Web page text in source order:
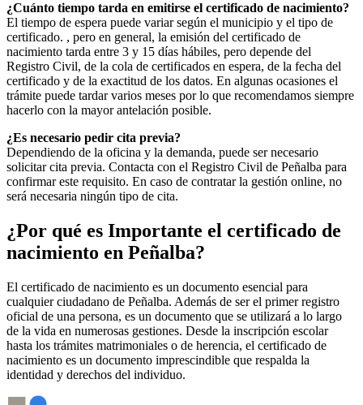
¿Cuánto tiempo tarda en emitirse el certificado de nacimiento?
El tiempo de espera puede variar según el municipio y el tipo de
certificado. , pero en general, la emisión del certificado de
nacimiento tarda entre 3 y 15 días hábiles, pero depende del
Registro Civil, de la cola de certificados en espera, de la fecha del
certificado y de la exactitud de los datos. En algunas ocasiones el
trámite puede tardar varios meses por lo que recomendamos siempre
hacerlo con la mayor antelación posible.
¿Es necesario pedir cita previa?
Dependiendo de la oficina y la demanda, puede ser necesario
solicitar cita previa. Contacta con el Registro Civil de Peñalba para
confirmar este requisito. En caso de contratar la gestión online, no
será necesaria ningún tipo de cita.
¿Por qué es Importante el certificado de
nacimiento en Peñalba?
El certificado de nacimiento es un documento esencial para
cualquier ciudadano de Peñalba. Además de ser el primer registro
oficial de una persona, es un documento que se utilizará a lo largo
de la vida en numerosas gestiones. Desde la inscripción escolar
hasta los trámites matrimoniales o de herencia, el certificado de
nacimiento es un documento imprescindible que respalda la
identidad y derechos del individuo.